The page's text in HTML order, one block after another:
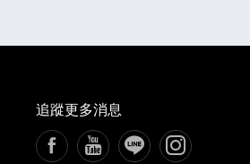
追蹤更多消息
FB粉絲專頁[另開新視窗]
YouTube頻道[另開新視窗]
加入LINE[另開新視
追蹤